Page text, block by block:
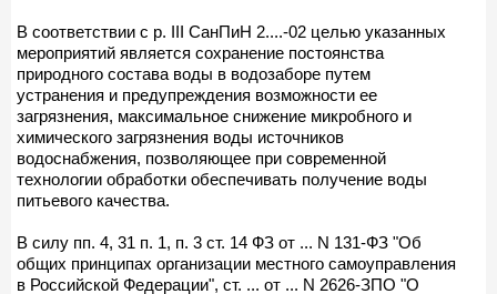
В соответствии с р. III СанПиН 2....-02 целью указанных
мероприятий является сохранение постоянства
природного состава воды в водозаборе путем
устранения и предупреждения возможности ее
загрязнения, максимальное снижение микробного и
химического загрязнения воды источников
водоснабжения, позволяющее при современной
технологии обработки обеспечивать получение воды
питьевого качества.
В силу пп. 4, 31 п. 1, п. 3 ст. 14 ФЗ от ... N 131-ФЗ "Об
общих принципах организации местного самоуправления
в Российской Федерации", ст. ... от ... N 2626-ЗПО "О